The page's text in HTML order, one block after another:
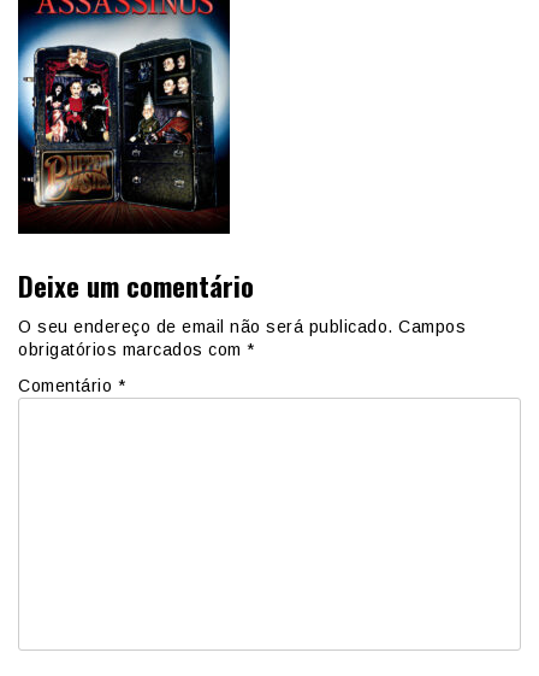
Deixe um comentário
O seu endereço de email não será publicado. Campos
obrigatórios marcados com *
Comentário *